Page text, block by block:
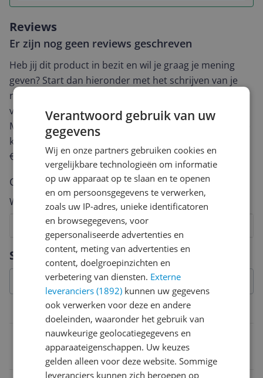
Specificaties
Belangrijkste kenmerken
5020570088449
Reviews
Er zijn nog geen reviews geschreven
Heb jij dit product in bezit en wil je graag je mening
geven? Start dan hieronder met het schrijven van je
review. Afhankelijk van de details duurt het schrijven
van een review gemiddeld tussen de 3 en 10 minuten.
Met jouw mening help je andere bezoekers een betere
keuze te maken én maak je iedere maand kans op
€250,-!
Klik hier voor de actievoorwaarden.
Cijfer
Welk cijfer geef jij dit product?
6
5
4
3
2
Vraag 1 van 4
Verantwoord gebruik van uw
gegevens
Wij en onze partners gebruiken cookies en
vergelijkbare technologieën om informatie
op uw apparaat op te slaan en te openen
en om persoonsgegevens te verwerken,
zoals uw IP-adres, unieke identificatoren
en browsegegevens, voor
gepersonaliseerde advertenties en
content, meting van advertenties en
content, doelgroepinzichten en
verbetering van diensten. Externe
leveranciers (1892) kunnen uw gegevens
ook verwerken voor deze en andere
doeleinden, waaronder het gebruik van
nauwkeurige geolocatiegegevens en
apparaateigenschappen. Uw keuzes
gelden alleen voor deze website. Sommige
leveranciers kunnen zich beroepen op